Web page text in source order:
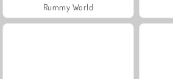
Rummy World